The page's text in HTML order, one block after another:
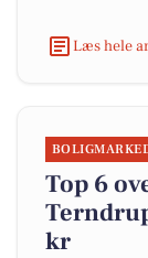
Læs hele
Top 6
kr